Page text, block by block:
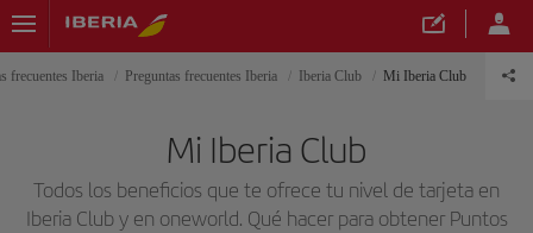
frecuentes Iberia Preguntas frecuentes Iberia Iberia Club Mi Iberia Club
Mi Iberia Club
Todos los beneficios que te ofrece tu nivel de tarjeta en
Iberia Club y en oneworld. Qué hacer para obtener Puntos